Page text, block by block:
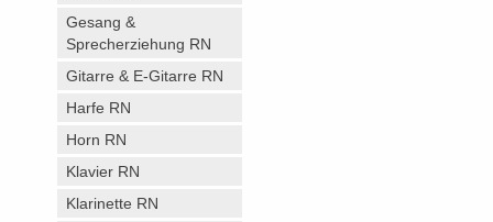
Gesang &
Sprecherziehung RN
Gitarre & E-Gitarre RN
Harfe RN
Horn RN
Klavier RN
Klarinette RN